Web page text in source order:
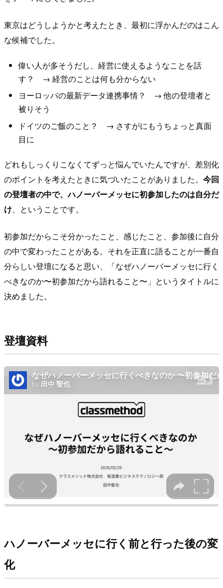
東京はどうしようかと考えたとき、最初に浮かんだのはこん
な候補でした。
偉い人が多そうだし、経営に使えるようなことを話
す？ → 経営のことは何も分からない
ヨーロッパの最新データ連携事情？ → 他の登壇者と
被りそう
ドイツのご飯のこと？ → さすがにもうちょっと真面
目に
どれもしっくりこなくてずっと悩んでいたんですが、差別化
のポイントを考えたときに気づいたことがありました。 今回
の登壇者の中で、ハノーバーメッセに初参加したのは自分だ
け、ということです。
初参加だからこそ分かったこと、感じたこと、参加後に自分
の中で変わったことがある。それを正直に語ることが一番自
分らしい登壇になると思い、「なぜハノーバーメッセに行く
べきなのか〜初参加だから語れること〜」というタイトルに
決めました。
登壇資料
ハノーバーメッセに行く前と行った後の変
化